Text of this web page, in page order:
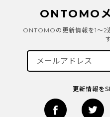
ONTOMO
ONTOMOの更新情報を1～2
更新情報を